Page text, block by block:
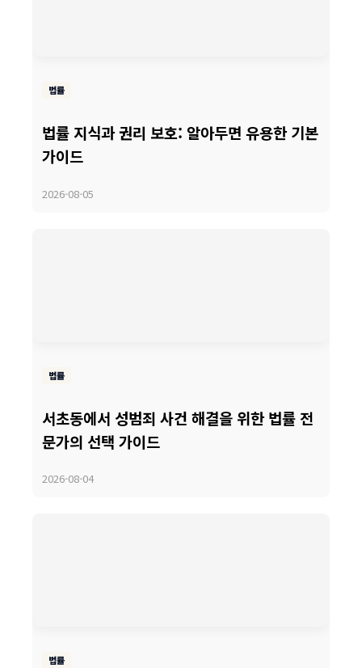
법률
법률 지식과 권리 보호: 알아두면 유용한 기본
가이드
2026-08-05
법률
서초동에서 성범죄 사건 해결을 위한 법률 전
문가의 선택 가이드
2026-08-04
법률